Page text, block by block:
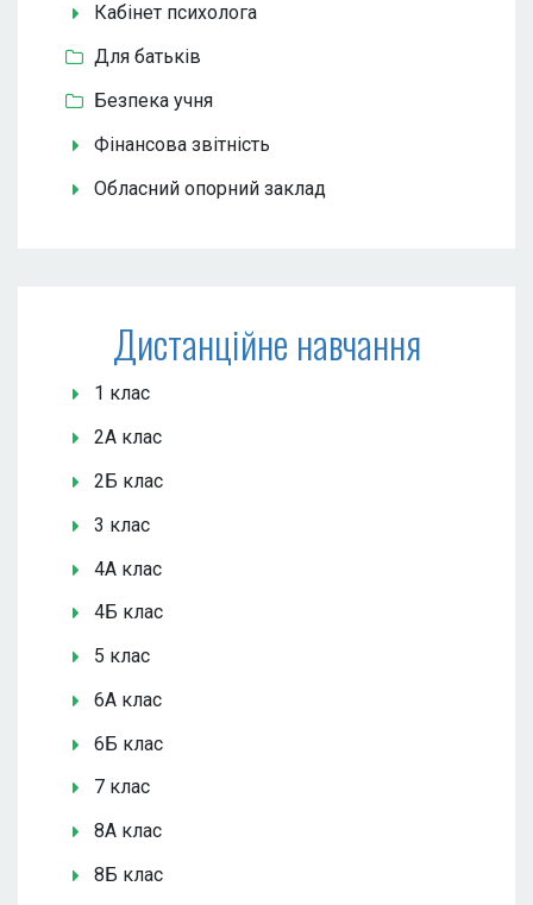
Кабінет психолога
Для батьків
Безпека учня
Фінансова звітність
Обласний опорний заклад
Дистанційне навчання
1 клас
2А клас
2Б клас
3 клас
4А клас
4Б клас
5 клас
6А клас
6Б клас
7 клас
8А клас
8Б клас